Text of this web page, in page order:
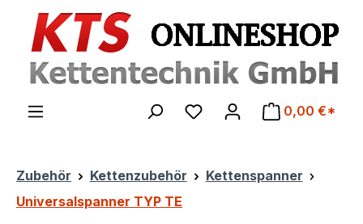
Zum Hauptinhalt springen
0,00 €*
Zubehör Kettenzubehör
Kettenspanner
Universalspanner TYP TE